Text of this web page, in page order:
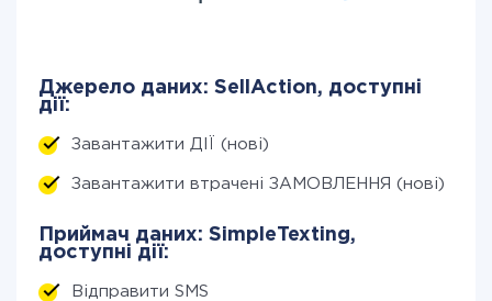
Джерело даних: SellAction, доступні
дії:
Завантажити ДІЇ (нові)
Завантажити втрачені ЗАМОВЛЕННЯ (нові)
Приймач даних: SimpleTexting,
доступні дії:
Відправити SMS